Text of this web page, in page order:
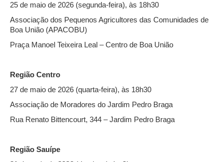
25 de maio de 2026 (segunda-feira), às 18h30
Associação dos Pequenos Agricultores das Comunidades de
Boa União (APACOBU)
Praça Manoel Teixeira Leal – Centro de Boa União
Região Centro
27 de maio de 2026 (quarta-feira), às 18h30
Associação de Moradores do Jardim Pedro Braga
Rua Renato Bittencourt, 344 – Jardim Pedro Braga
Região Sauípe